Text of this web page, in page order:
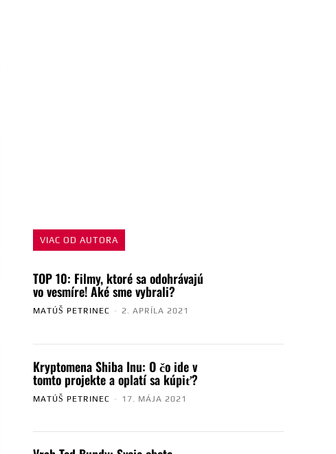
VIAC OD AUTORA
TOP 10: Filmy, ktoré sa odohrávajú
vo vesmíre! Aké sme vybrali?
MATÚŠ PETRINEC - 2. APRÍLA 2021
Kryptomena Shiba Inu: O čo ide v
tomto projekte a oplatí sa kúpiť?
MATÚŠ PETRINEC - 17. MÁJA 2021